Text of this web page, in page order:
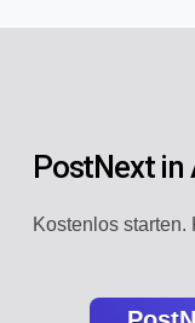
PostNext in
Kostenlos starten.